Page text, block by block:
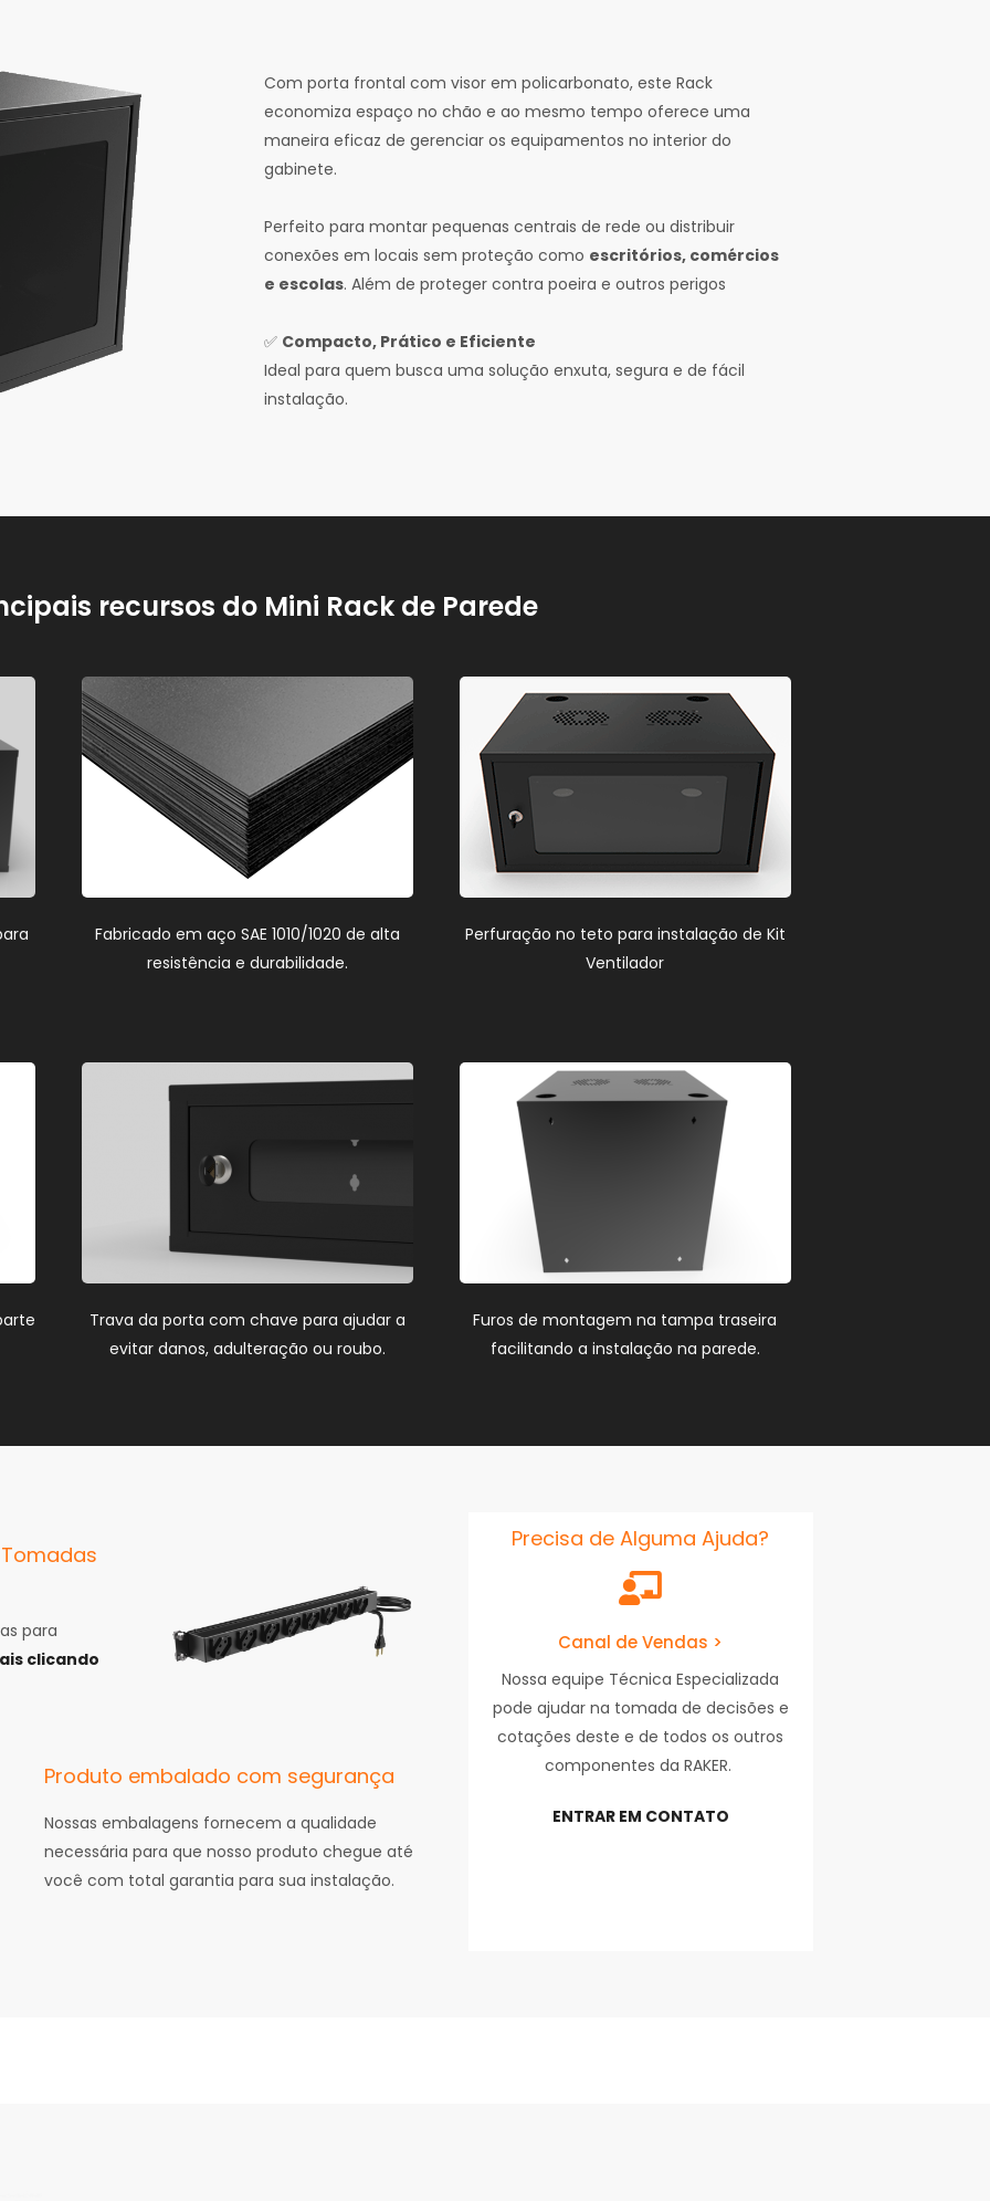
Com porta frontal com visor em policarbonato, este Rack
economiza espaço no chão e ao mesmo tempo oferece uma
maneira eficaz de gerenciar os equipamentos no interior do
gabinete.
Perfeito para montar pequenas centrais de rede ou distribuir
conexões em locais sem proteção como escritórios, comércios
e escolas. Além de proteger contra poeira e outros perigos
✅ Compacto, Prático e Eficiente
Ideal para quem busca uma solução enxuta, segura e de fácil
instalação.
recursos do Mini Rack de Parede
Fabricado em aço SAE 1010/1020 de alta
resistência e durabilidade.
Perfuração no teto para instalação de Kit
Ventilador
Trava da porta com chave para ajudar a
evitar danos, adulteração ou roubo.
Furos de montagem na tampa traseira
facilitando a instalação na parede.
para
clicando
Produto embalado com segurança
Nossas embalagens fornecem a qualidade
necessária para que nosso produto chegue até
você com total garantia para sua instalação.
Precisa de Alguma Ajuda?
Canal de Vendas >
Nossa equipe Técnica Especializada
pode ajudar na tomada de decisões e
cotações deste e de todos os outros
componentes da RAKER.
ENTRAR EM CONTATO